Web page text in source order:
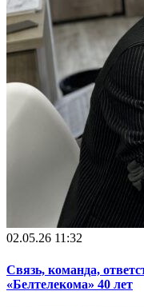
02.05.26 11:32
Связь, команда,
«Белтелекома» 40 лет